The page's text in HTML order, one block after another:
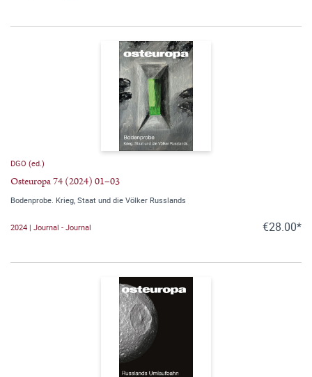
DGO (ed.)
Osteuropa 74 (2024) 01–03
Bodenprobe. Krieg, Staat und die Völker Russlands
2024 | Journal - Journal €28.00*